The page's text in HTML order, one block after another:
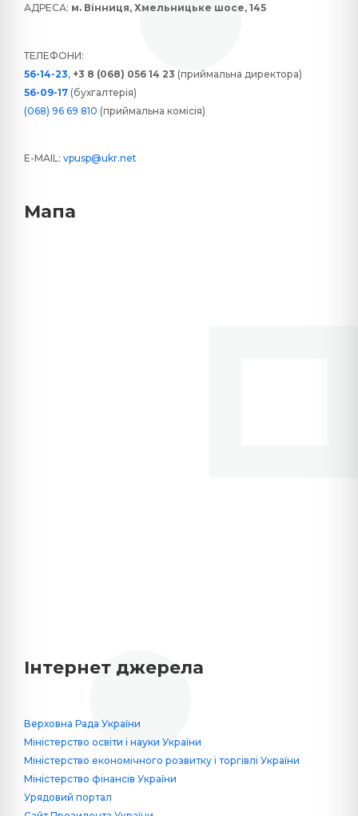
АДРЕСА: м. Вінниця, Хмельницьке шосе, 145
ТЕЛЕФОНИ:
56-14-23, +3 8 (068) 056 14 23 (приймальна директора)
56-09-17 (бухгалтерія)
(068) 96 69 810 (приймальна комісія)
E-MAIL: vpusp@ukr.net
Мапа
Інтернет джерела
Верховна Рада України
Міністерство освіти і науки України
Міністерство економічного розвитку і торгівлі України
Міністерство фінансів України
Урядовий портал